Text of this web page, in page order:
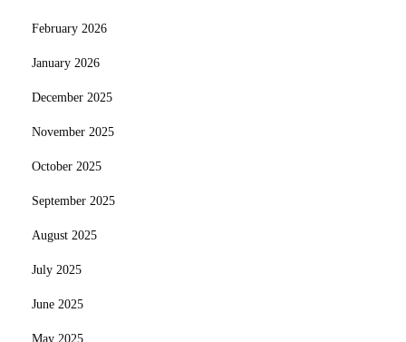
February 2026
January 2026
December 2025
November 2025
October 2025
September 2025
August 2025
July 2025
June 2025
May 2025